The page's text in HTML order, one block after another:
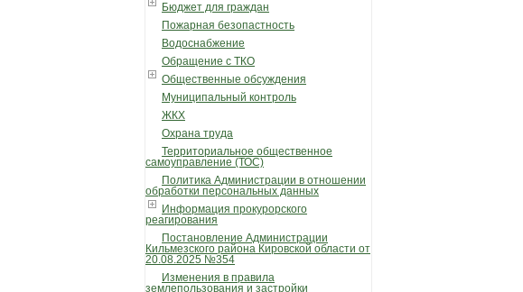
Бюджет для граждан
Пожарная безопастность
Водоснабжение
Обращение с ТКО
Общественные обсуждения
Муниципальный контроль
ЖКХ
Охрана труда
Территориальное общественное
самоуправление (ТОС)
Политика Администрации в отношении
обработки персональных данных
Информация прокурорского
реагирования
Постановление Администрации
Кильмезского района Кировской области от
20.08.2025 №354
Изменения в правила
землепользования и застройки